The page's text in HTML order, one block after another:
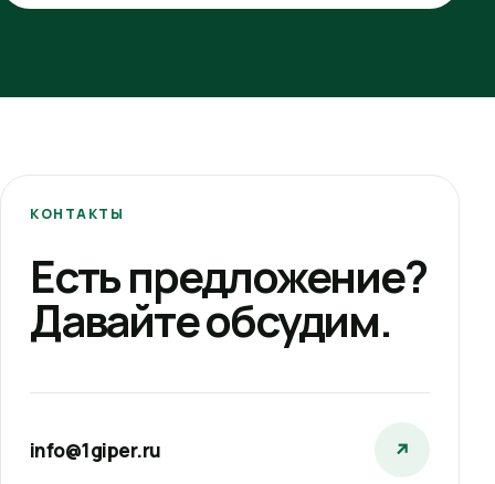
КОНТАКТЫ
Есть предложение?
Давайте обсудим.
info@1giper.ru ↗